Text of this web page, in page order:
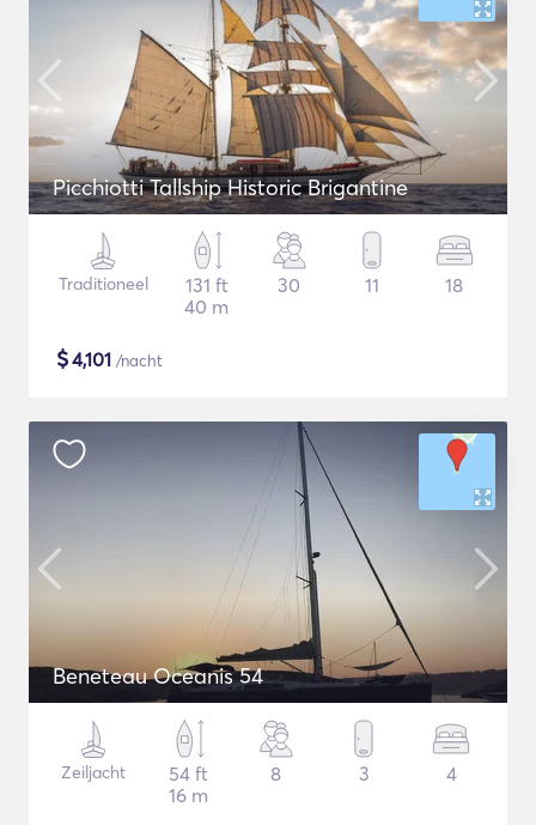
Picchiotti Tallship Historic Brigantine
Traditioneel
131 ft
40 m
30 11 18
$4,101 /nacht
Beneteau Oceanis 54
Zeiljacht
54 ft
16 m
8 3 4